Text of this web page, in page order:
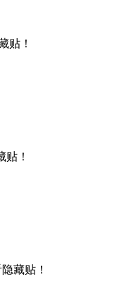
贴！
！
藏贴！